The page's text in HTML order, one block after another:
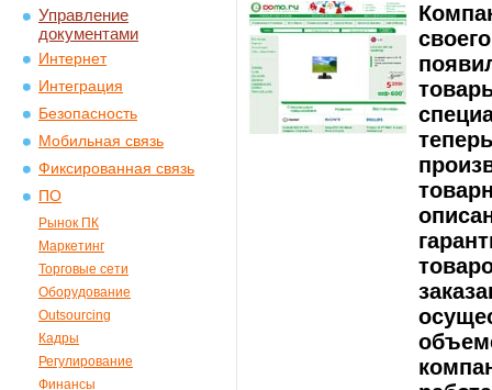
Управление
документами
Интернет
Интеграция
Безопасность
Мобильная связь
Фиксированная связь
ПО
Рынок ПК
Маркетинг
Торговые сети
Оборудование
Outsourcing
Кадры
Регулирование
Финансы